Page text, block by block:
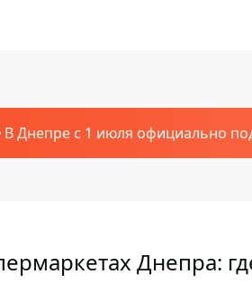
В Днепре с 1 июля официально
Днепра: